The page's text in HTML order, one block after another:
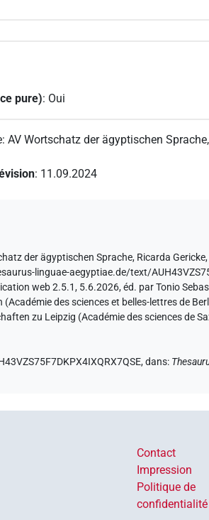
pure): Oui
:AV Wortschatz der ägyptischen Sprache,
: 11.09.2024
der ägyptischen Sprache, Ricarda Gericke,
linguae-aegyptiae.de/text/
web 2.5.1, 5.6.2026, éd. par Tonio
des sciences et belles-lettres de
zu Leipzig (Académie des sciences de
dans:
Contact
Impression
Politique de
confidentialité